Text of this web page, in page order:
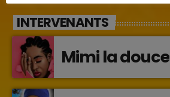
INTERVENANTS
Mimi la douce